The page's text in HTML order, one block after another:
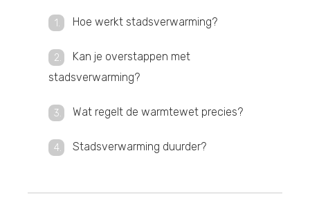
Hoe werkt stadsverwarming?
Kan je overstappen met
stadsverwarming?
Wat regelt de warmtewet precies?
Stadsverwarming duurder?